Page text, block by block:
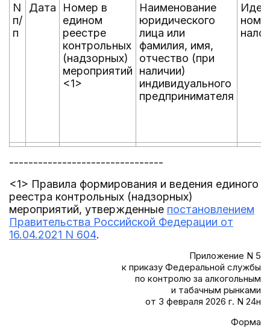
N
п/
п
Дата
Номер в
едином
реестре
контрольных
(надзорных)
мероприятий
<1>
Наименование
юридического
лица или
фамилия, имя,
отчество (при
наличии)
индивидуального
предпринимателя
--------------------------------
<1> Правила формирования и ведения единого
реестра контрольных (надзорных)
мероприятий, утвержденные постановлением
Правительства Российской Федерации от
16.04.2021 N 604.
Приложение N 5
к приказу Федеральной службы
по контролю за алкогольным
и табачным рынками
от 3 февраля 2026 г. N 24н
Форма